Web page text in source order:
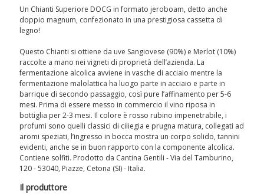
Un Chianti Superiore DOCG in formato jeroboam, detto anche
doppio magnum, confezionato in una prestigiosa cassetta di
legno!
Questo Chianti si ottiene da uve Sangiovese (90%) e Merlot (10%)
raccolte a mano nei vigneti di proprietà dell’azienda. La
fermentazione alcolica avviene in vasche di acciaio mentre la
fermentazione malolattica ha luogo parte in acciaio e parte in
barrique di secondo passaggio, così pure l’affinamento per 5-6
mesi. Prima di essere messo in commercio il vino riposa in
bottiglia per 2-3 mesi. Il colore è rosso rubino impenetrabile, i
profumi sono quelli classici di ciliegia e prugna matura, collegati ad
aromi speziati, l’ingresso in bocca mostra un corpo solido, tannini
evidenti, anche se in buon rapporto con la componente alcolica.
Contiene solfiti. Prodotto da Cantina Gentili - Via del Tamburino,
120 - 53040, Piazze, Cetona (SI) - Italia.
Il produttore